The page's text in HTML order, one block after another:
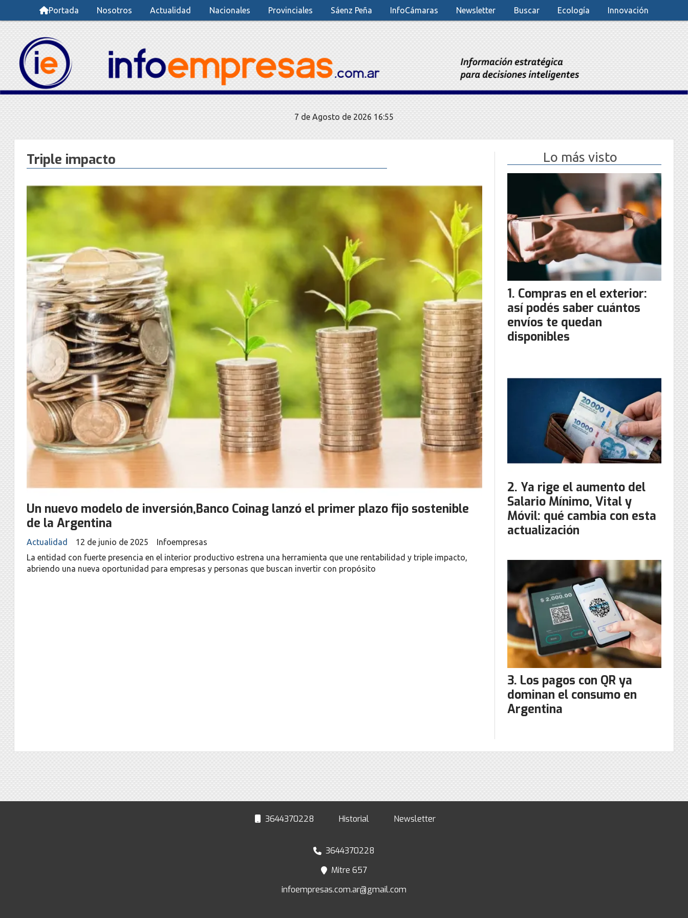
7 de Agosto de 2026 16:55
Portada Nosotros Actualidad Nacionales Provinciales Sáenz Peña InfoCámaras Newsletter Buscar Ecología Innovación
Triple impacto
Un nuevo modelo de inversión,Banco Coinag lanzó el primer plazo fijo sostenible
de la Argentina
Infoempresas
Actualidad
12 de junio de 2025
La entidad con fuerte presencia en el interior productivo estrena una herramienta que une rentabilidad y triple impacto,
abriendo una nueva oportunidad para empresas y personas que buscan invertir con propósito
Lo más visto
Compras en el exterior:
así podés saber cuántos
envíos te quedan
disponibles
Ya rige el aumento del
Salario Mínimo, Vital y
Móvil: qué cambia con esta
actualización
Los pagos con QR ya
dominan el consumo en
Argentina
3644370228 Historial Newsletter
3644370228
Mitre 657
infoempresas.com.ar@gmail.com